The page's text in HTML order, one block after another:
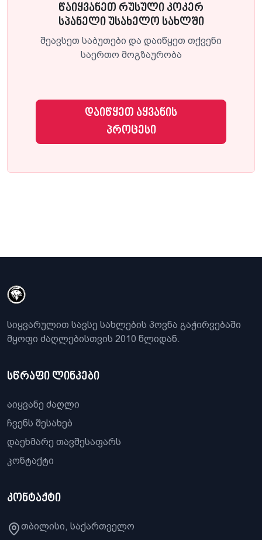
წაიყვანეთ რუსული კოკერ
სპანელი უსახელო სახლში
შეავსეთ საბუთები და დაიწყეთ თქვენი
საერთო მოგზაურობა
დაიწყეთ აყვანის
პროცესი
სიყვარულით სავსე სახლების პოვნა გაჭირვებაში
მყოფი ძაღლებისთვის 2010 წლიდან.
სწრაფი ლინკები
აიყვანე ძაღლი
ჩვენს შესახებ
დაეხმარე თავშესაფარს
კონტაქტი
კონტაქტი
თბილისი, საქართველო